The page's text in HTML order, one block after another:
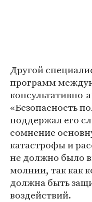
Другой
программ
консультативно-
«Безопасность
поддержал его
сомнение
катастрофы и
не должно было
молнии, так как
должна быть
воздействий.